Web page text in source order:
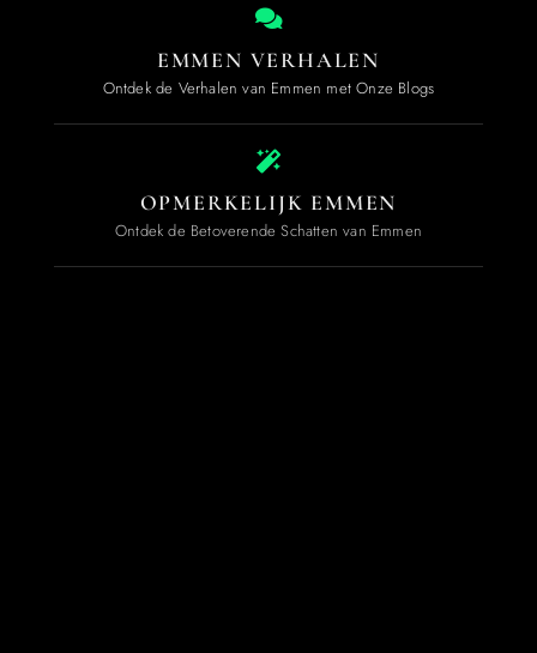
EMMEN VERHALEN
Ontdek de Verhalen van Emmen met Onze Blogs
OPMERKELIJK EMMEN
Ontdek de Betoverende Schatten van Emmen